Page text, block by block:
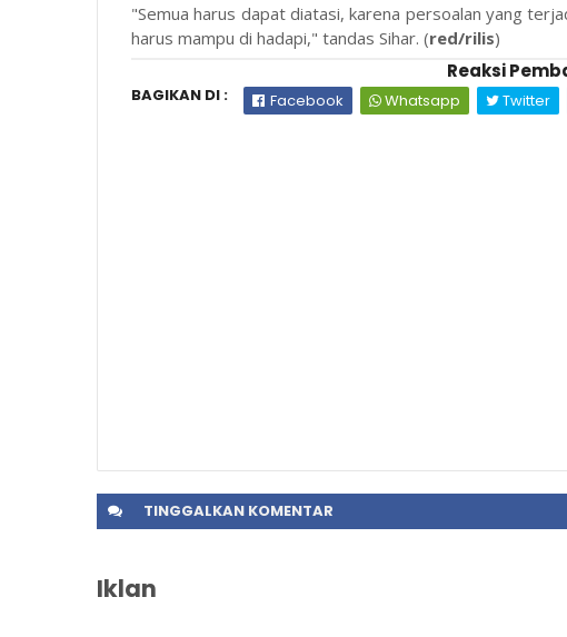
"Semua harus dapat diatasi, karena persoalan yang
harus mampu di hadapi," tandas Sihar. (red/rilis)
Reaksi
BAGIKAN DI : Facebook Whatsapp Twitter
TINGGALKAN KOMENTAR
Iklan